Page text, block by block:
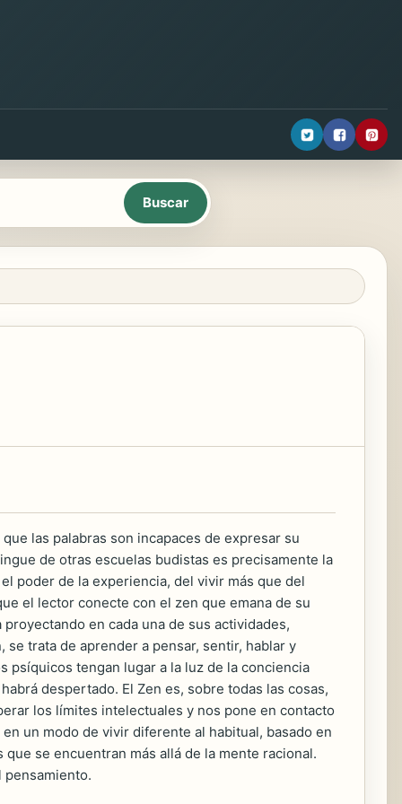
las palabras son incapaces de expresar su
de otras escuelas budistas es precisamente la
poder de la experiencia, del vivir más que del
el lector conecte con el zen que emana de su
en cada una de sus actividades,
trata de aprender a pensar, sentir, hablar y
psíquicos tengan lugar a la luz de la conciencia
despertado. El Zen es, sobre todas las cosas,
los límites intelectuales y nos pone en contacto
un modo de vivir diferente al habitual, basado en
se encuentran más allá de la mente racional.
pensamiento.